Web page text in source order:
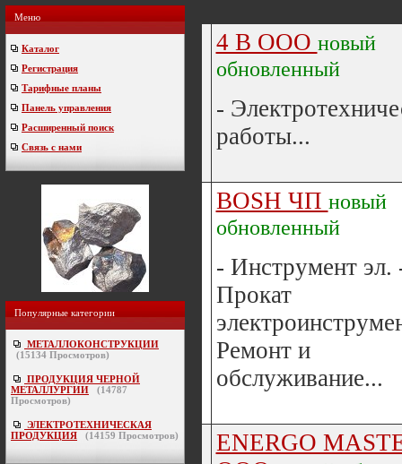
Меню
Каталог
Регистрация
Тарифные планы
Панель управления
Расширенный поиск
Связь с нами
Популярные категории
МЕТАЛЛОКОНСТРУКЦИИ
(15134 Просмотров)
ПРОДУКЦИЯ ЧЕРНОЙ
МЕТАЛЛУРГИИ
(14787
Просмотров)
ЭЛЕКТРОТЕХНИЧЕСКАЯ
ПРОДУКЦИЯ
(14159 Просмотров)
4 В ООО новый
обновленный
-
работы...
BOSH ЧП новый
обновленный
- Инструмент эл.
Прокат
Ремонт и
обслуживание...
ENERGO